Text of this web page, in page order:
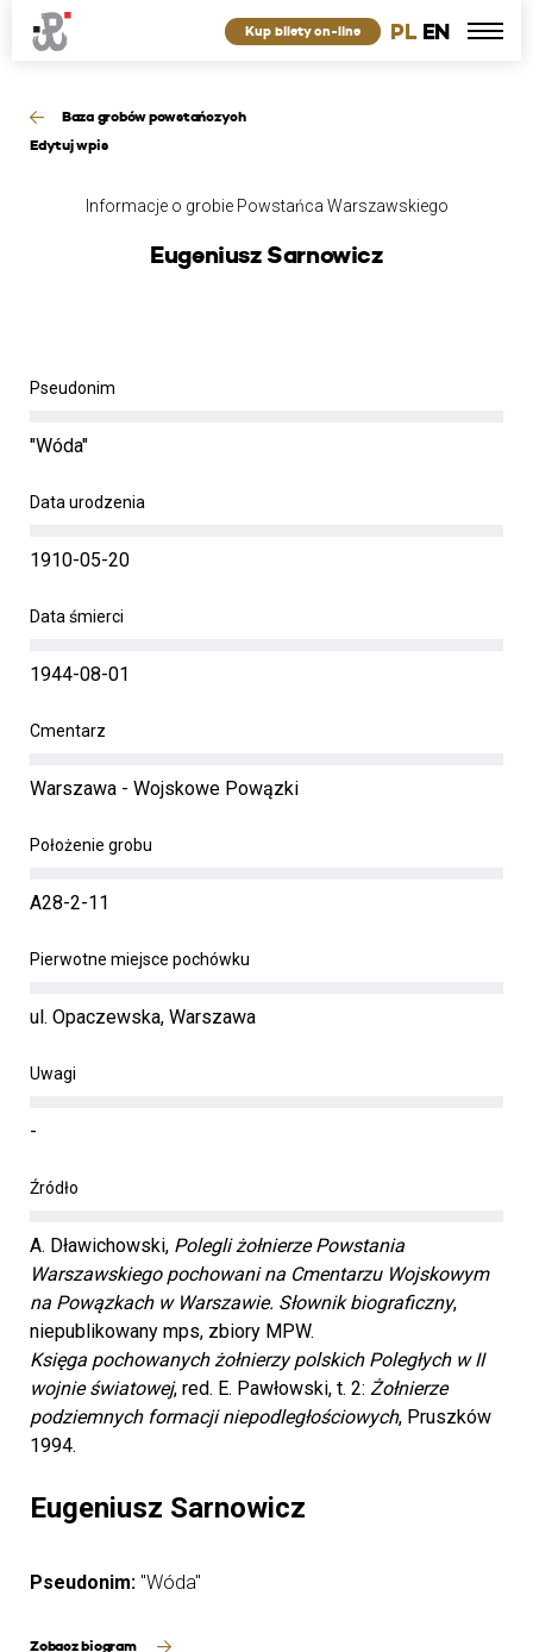
PL EN
Kup bilety on-line
Baza grobów powstańczych
Edytuj wpis
Informacje o grobie Powstańca Warszawskiego
Eugeniusz Sarnowicz
Pseudonim
"Wóda"
Data urodzenia
1910-05-20
Data śmierci
1944-08-01
Cmentarz
Warszawa - Wojskowe Powązki
Położenie grobu
A28-2-11
Pierwotne miejsce pochówku
ul. Opaczewska, Warszawa
Uwagi
-
Źródło
A. Dławichowski, Polegli żołnierze Powstania
Warszawskiego pochowani na Cmentarzu Wojskowym
na Powązkach w Warszawie. Słownik biograficzny,
Księga pochowanych żołnierzy polskich Poległych w II
wojnie światowej, red. E. Pawłowski, t. 2: Żołnierze
podziemnych formacji niepodległościowych, Pruszków
1994.
Eugeniusz Sarnowicz
Pseudonim: "Wóda"
Zobacz biogram